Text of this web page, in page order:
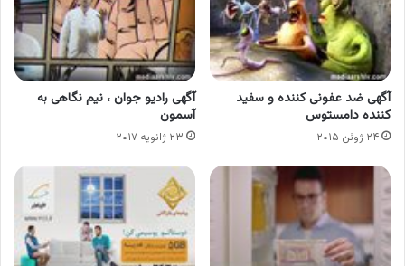
آگهی ضد عفونی کننده و سفید
کننده دامستوس
۲۴ ژوئن ۲۰۱۵
آگهی رادیو جوان ، نیم نگاهی به
آسمون
۲۳ ژانویه ۲۰۱۷